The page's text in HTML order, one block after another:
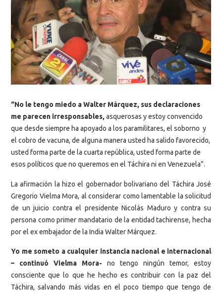
“No le tengo miedo a Walter Márquez, sus declaraciones
me parecen irresponsables, asquerosas y estoy convencido
que desde siempre ha apoyado a los paramilitares, el soborno y
el cobro de vacuna, de alguna manera usted ha salido favorecido,
usted forma parte de la cuarta república, usted forma parte de
esos políticos que no queremos en el Táchira ni en Venezuela”.
La afirmación la hizo el gobernador bolivariano del Táchira José
Gregorio Vielma Mora, al considerar como lamentable la solicitud
de un juicio contra el presidente Nicolás Maduro y contra su
persona como primer mandatario de la entidad tachirense, hecha
por el ex embajador de la India Walter Márquez.
Yo me someto a cualquier instancia nacional e internacional
– continuó Vielma Mora- no tengo ningún temor, estoy
consciente que lo que he hecho es contribuir con la paz del
Táchira, salvando más vidas en el poco tiempo que tengo de